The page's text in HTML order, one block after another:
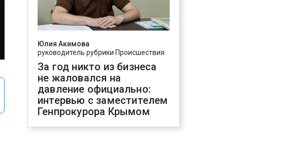
Юлия Акимова
руководитель рубрики Происшествия
За год никто из бизнеса
не жаловался на
давление официально:
интервью с заместителем
Генпрокурора Крымом